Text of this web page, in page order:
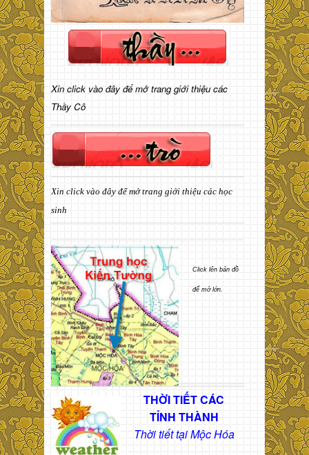
Xin click vào đây để mở trang giới thiệu các
Thầy Cô
Xin click vào đây để mở trang giới thiệu các học
sinh
Click lên bản đồ
để mở lớn.
THỜI TIẾT CÁC
TỈNH THÀNH
Thời tiết tại Mộc Hóa